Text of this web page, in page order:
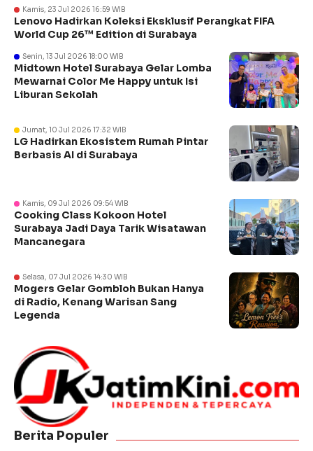
Kamis, 23 Jul 2026 16:59 WIB
Lenovo Hadirkan Koleksi Eksklusif Perangkat FIFA
World Cup 26™ Edition di Surabaya
Senin, 13 Jul 2026 18:00 WIB
Midtown Hotel Surabaya Gelar Lomba
Mewarnai Color Me Happy untuk Isi
Liburan Sekolah
Jumat, 10 Jul 2026 17:32 WIB
LG Hadirkan Ekosistem Rumah Pintar
Berbasis AI di Surabaya
Kamis, 09 Jul 2026 09:54 WIB
Cooking Class Kokoon Hotel
Surabaya Jadi Daya Tarik Wisatawan
Mancanegara
Selasa, 07 Jul 2026 14:30 WIB
Mogers Gelar Gombloh Bukan Hanya
di Radio, Kenang Warisan Sang
Legenda
Berita Populer